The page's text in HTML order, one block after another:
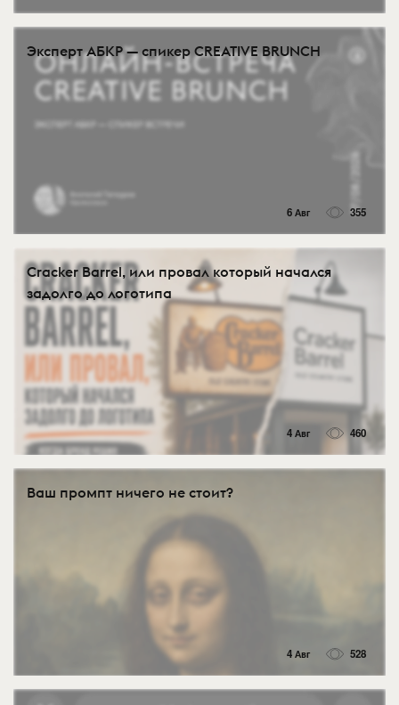
Эксперт АБКР — спикер CREATIVE BRUNCH
6 Авг 355
Cracker Barrel, или провал который начался
задолго до логотипа
4 Авг 460
Ваш промпт ничего не стоит?
4 Авг 528